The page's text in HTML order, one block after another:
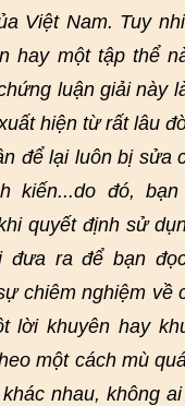
Việt Nam. Tuy
hay một tập thể
luận giải này
hiện từ rất lâu
để lại luôn bị sửa
kiến...do đó,
quyết định sử
đưa ra để bạn
chiêm nghiệm về
lời khuyên hay
một cách mù
nhau, không